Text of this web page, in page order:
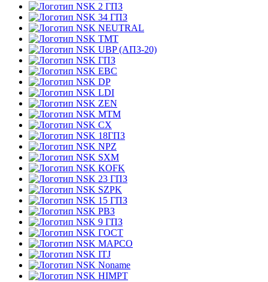
2 ГПЗ
34 ГПЗ
NEUTRAL
TMT
UBP (АПЗ-20)
ГПЗ
EBC
DP
LDI
ZEN
MTM
CX
18ГПЗ
NPZ
SXM
KOFK
23 ГПЗ
SZPK
15 ГПЗ
РВЗ
9 ГПЗ
ГОСТ
MAPCO
ITJ
Noname
HIMPT